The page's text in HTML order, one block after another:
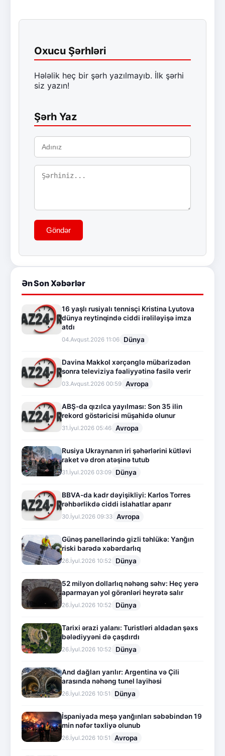
Oxucu Şərhləri
Hələlik heç bir şərh yazılmayıb. İlk şərhi
siz yazın!
Şərh Yaz
Göndər
Ən Son Xəbərlər
16 yaşlı rusiyalı tennisçi Kristina Lyutova
dünya reytinqində ciddi irəliləyişə imza
atdı
04.Avqust.2026 11:06 Dünya
Davina Makkol xərçənglə mübarizədən
sonra televiziya fəaliyyətinə fasilə verir
03.Avqust.2026 00:59 Avropa
ABŞ-da qızılca yayılması: Son 35 ilin
rekord göstəricisi müşahidə olunur
31.İyul.2026 05:46 Avropa
Rusiya Ukraynanın iri şəhərlərini kütləvi
raket və dron atəşinə tutub
31.İyul.2026 03:09 Dünya
BBVA-da kadr dəyişikliyi: Karlos Torres
rəhbərlikdə ciddi islahatlar aparır
30.İyul.2026 09:33 Avropa
Günəş panellərində gizli təhlükə: Yanğın
riski barədə xəbərdarlıq
26.İyul.2026 10:52 Dünya
52 milyon dollarlıq nəhəng səhv: Heç yerə
aparmayan yol görənləri heyrətə salır
26.İyul.2026 10:52 Dünya
Tarixi ərazi yalanı: Turistləri aldadan şəxs
bələdiyyəni də çaşdırdı
26.İyul.2026 10:52 Dünya
And dağları yarılır: Argentina və Çili
arasında nəhəng tunel layihəsi
26.İyul.2026 10:51 Dünya
İspaniyada meşə yanğınları səbəbindən 19
min nəfər təxliyə olunub
26.İyul.2026 10:51 Avropa